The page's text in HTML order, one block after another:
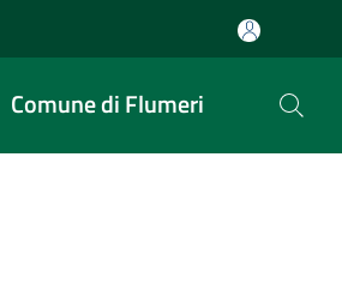
Comune di Flumeri